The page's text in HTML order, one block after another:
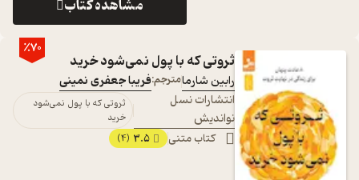
مشاهده کتاب
٪70
ثروتی که با پول نمی‌شود خرید
رابین شارمامترجم:فریبا جعفری نمینی
انتشارات نسل
نواندیش
ثروتی که با پول نمی‌شود
خرید
کتاب متنی 3.5
(4)